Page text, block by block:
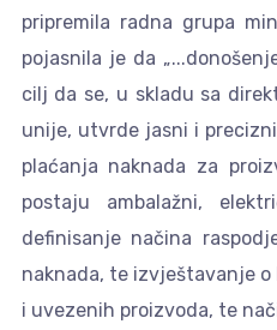
pripremila radna grupa
pojasnila je da
cilj da se, u skladu sa
unije, utvrde jasni i
plaćanja naknada za
postaju ambalažni,
definisanje načina
naknada, te izvještavanje
i uvezenih proizvoda, te